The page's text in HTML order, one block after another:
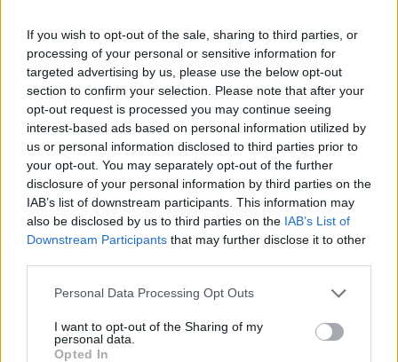
If you wish to opt-out of the sale, sharing to third parties, or
processing of your personal or sensitive information for
targeted advertising by us, please use the below opt-out
section to confirm your selection. Please note that after your
opt-out request is processed you may continue seeing
interest-based ads based on personal information utilized by
us or personal information disclosed to third parties prior to
your opt-out. You may separately opt-out of the further
disclosure of your personal information by third parties on the
IAB’s list of downstream participants. This information may
also be disclosed by us to third parties on the IAB’s List of
Downstream Participants that may further disclose it to other
Personal Data Processing Opt Outs
I want to opt-out of the Sharing of my
personal data.
Opted In
legjelentősebb üzleti fenntarthatósági találkozója, a
Portfolio Sustainable World 2026. A szektorsemleges
konferencia a zöld gazdasággal kapcsolatos
aktualitásokkal, a legégetőbb beavatkozási gyakorlatokkal
foglalkozik, de emellett helyszíne a Green Awards
díjátadónak is. Részletek a linken.Információ és
jelentkezésSzombatra...
KEDVES OLVASÓNK!
regisztrációhoz kötött.
Az előfizetés a következőket tartalmazza:
Portfolio.hu teljes cikkarchívum